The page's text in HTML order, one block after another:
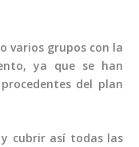
varios grupos con la
ya que se han
del plan
cubrir así todas las